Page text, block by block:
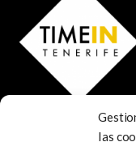
las
© 2023 TIME